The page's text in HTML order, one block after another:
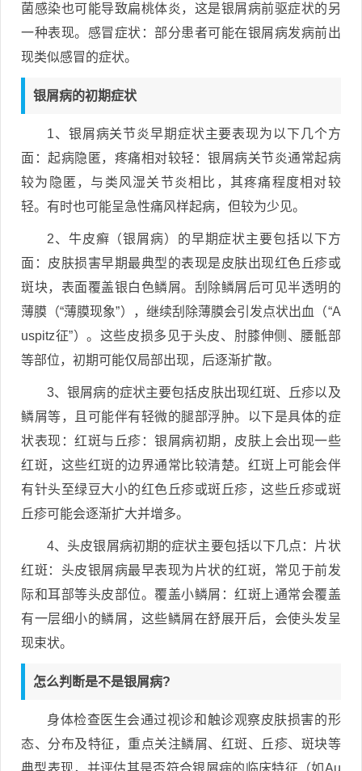
菌感染也可能导致扁桃体炎，这是银屑病前驱症状的另
一种表现。感冒症状：部分患者可能在银屑病发病前出
现类似感冒的症状。
银屑病的初期症状
1、银屑病关节炎早期症状主要表现为以下几个方
面：起病隐匿，疼痛相对较轻：银屑病关节炎通常起病
较为隐匿，与类风湿关节炎相比，其疼痛程度相对较
轻。有时也可能呈急性痛风样起病，但较为少见。
2、牛皮癣（银屑病）的早期症状主要包括以下方
面：皮肤损害早期最典型的表现是皮肤出现红色丘疹或
斑块，表面覆盖银白色鳞屑。刮除鳞屑后可见半透明的
薄膜（“薄膜现象”），继续刮除薄膜会引发点状出血（“A
uspitz征”）。这些皮损多见于头皮、肘膝伸侧、腰骶部
等部位，初期可能仅局部出现，后逐渐扩散。
3、银屑病的症状主要包括皮肤出现红斑、丘疹以及
鳞屑等，且可能伴有轻微的腿部浮肿。以下是具体的症
状表现：红斑与丘疹：银屑病初期，皮肤上会出现一些
红斑，这些红斑的边界通常比较清楚。红斑上可能会伴
有针头至绿豆大小的红色丘疹或斑丘疹，这些丘疹或斑
丘疹可能会逐渐扩大并增多。
4、头皮银屑病初期的症状主要包括以下几点：片状
红斑：头皮银屑病最早表现为片状的红斑，常见于前发
际和耳部等头皮部位。覆盖小鳞屑：红斑上通常会覆盖
有一层细小的鳞屑，这些鳞屑在舒展开后，会使头发呈
现束状。
怎么判断是不是银屑病?
身体检查医生会通过视诊和触诊观察皮肤损害的形
态、分布及特征，重点关注鳞屑、红斑、丘疹、斑块等
典型表现，并评估其是否符合银屑病的临床特征（如Au